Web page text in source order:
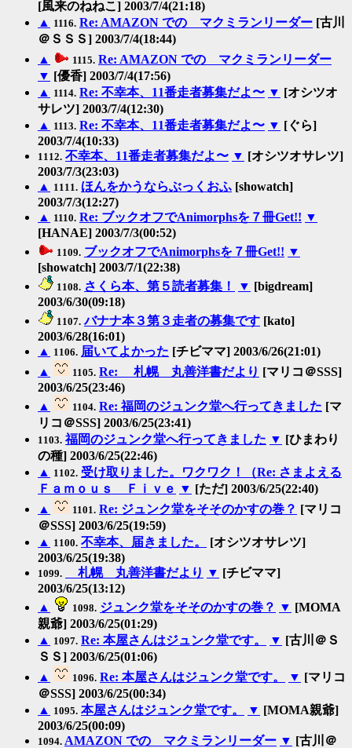
[風来のねねこ] 2003/7/4(21:18)
▲ 1116. Re: AMAZON での マクミランリーダー [古川
＠ＳＳＳ] 2003/7/4(18:44)
▲
1115. Re: AMAZON での マクミランリーダー
▼ [優香] 2003/7/4(17:56)
▲ 1114. Re: 不幸本、11番走者募集だよ〜 ▼ [オシツオ
サレツ] 2003/7/4(12:30)
▲ 1113. Re: 不幸本、11番走者募集だよ〜 ▼ [ぐら]
2003/7/4(10:33)
1112. 不幸本、11番走者募集だよ〜 ▼ [オシツオサレツ]
2003/7/3(23:03)
▲ 1111. ほんをかうならぶっくおふ [showatch]
2003/7/3(12:27)
▲ 1110. Re: ブックオフでAnimorphsを７冊Get!! ▼
[HANAE] 2003/7/3(00:52)
1109. ブックオフでAnimorphsを７冊Get!! ▼
[showatch] 2003/7/1(22:38)
1108. さくら本、第５読者募集！ ▼ [bigdream]
2003/6/30(09:18)
1107. バナナ本３第３走者の募集です [kato]
2003/6/28(16:01)
▲ 1106. 届いてよかった [チビママ] 2003/6/26(21:01)
▲
1105. Re: 札幌 丸善洋書だより [マリコ＠SSS]
2003/6/25(23:46)
▲
1104. Re: 福岡のジュンク堂へ行ってきました [マ
リコ＠SSS] 2003/6/25(23:41)
1103. 福岡のジュンク堂へ行ってきました ▼ [ひまわり
の種] 2003/6/25(22:46)
▲ 1102. 受け取りました。ワクワク！（Re: さまよえる
Ｆａｍｏｕｓ Ｆｉｖｅ ▼ [ただ] 2003/6/25(22:40)
▲
1101. Re: ジュンク堂をそそのかすの巻？ [マリコ
＠SSS] 2003/6/25(19:59)
▲ 1100. 不幸本、届きました。
[オシツオサレツ]
2003/6/25(19:38)
1099. 札幌 丸善洋書だより ▼ [チビママ]
2003/6/25(13:12)
▲
1098. ジュンク堂をそそのかすの巻？ ▼ [MOMA
親爺] 2003/6/25(01:29)
▲ 1097. Re: 本屋さんはジュンク堂です。 ▼ [古川＠Ｓ
ＳＳ] 2003/6/25(01:06)
▲
1096. Re: 本屋さんはジュンク堂です。 ▼ [マリコ
＠SSS] 2003/6/25(00:34)
▲ 1095. 本屋さんはジュンク堂です。 ▼ [MOMA親爺]
2003/6/25(00:09)
1094. AMAZON での マクミランリーダー ▼ [古川＠